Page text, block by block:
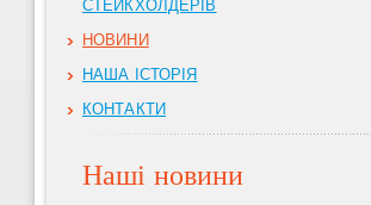
СТЕЙКХОЛДЕРІВ
НОВИНИ
НАША ІСТОРІЯ
КОНТАКТИ
Наші новини